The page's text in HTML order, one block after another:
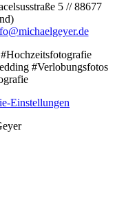
5 // 88677
#Verlobungsfotos
Einstellungen